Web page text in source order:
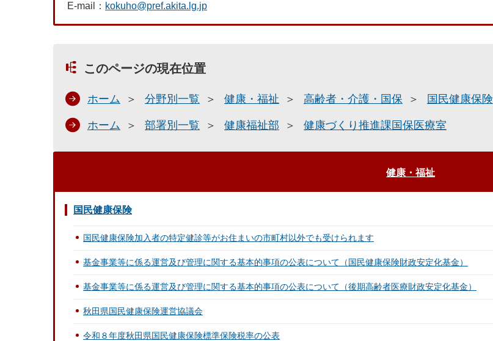
E-mail： kokuho@pref.akita.lg.jp
このページの現在位置
ホーム 分野別一覧 健康・福祉 高齢者・介護・国保 国民健康保険
ホーム 部署別一覧 健康福祉部 健康づくり推進課国保医療室
健康・福祉
国民健康保険
国民健康保険加入者の特定健診等がお住まいの市町村以外でも受けられます
基金事業等に係る運営及び管理に関する基本的事項の公表について（国民健康保険財政安定化基金）
基金事業等に係る運営及び管理に関する基本的事項の公表について（後期高齢者医療財政安定化基金）
秋田県国民健康保険運営協議会
令和８年度秋田県国民健康保険標準保険税率の公表